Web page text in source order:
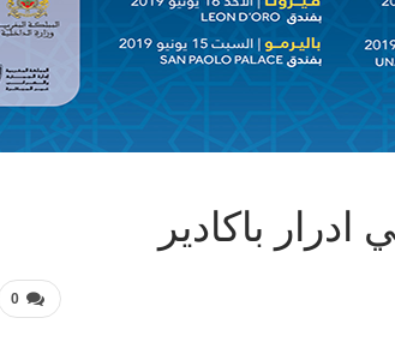
باكادير
0